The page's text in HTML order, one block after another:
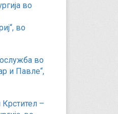
во
во
во
и Павле“,
–